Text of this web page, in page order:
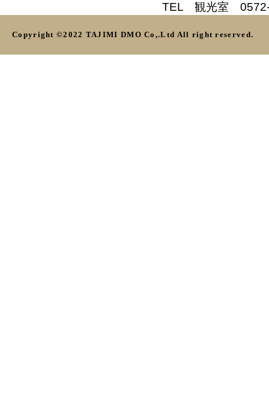
TEL 観光室 0572-
Copyright ©2022 TAJIMI DMO Co,.Ltd All right reserved.